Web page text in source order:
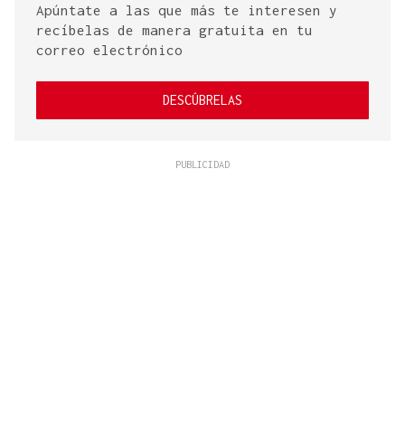
Apúntate a las que más te interesen y
recíbelas de manera gratuita en tu
correo electrónico
DESCÚBRELAS